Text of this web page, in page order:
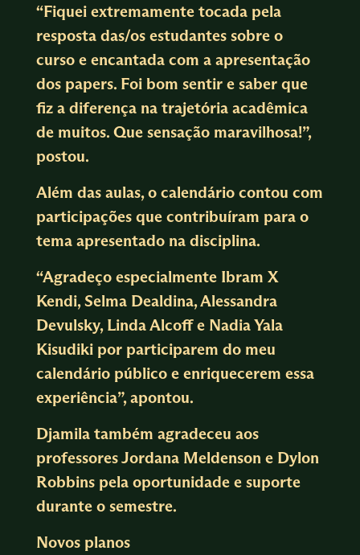
“Fiquei extremamente tocada pela
resposta das/os estudantes sobre o
curso e encantada com a apresentação
dos papers. Foi bom sentir e saber que
fiz a diferença na trajetória acadêmica
de muitos. Que sensação maravilhosa!”,
postou.
Além das aulas, o calendário contou com
participações que contribuíram para o
tema apresentado na disciplina.
“Agradeço especialmente Ibram X
Kendi, Selma Dealdina, Alessandra
Devulsky, Linda Alcoff e Nadia Yala
Kisudiki por participarem do meu
calendário público e enriquecerem essa
experiência”, apontou.
Djamila também agradeceu aos
professores Jordana Meldenson e Dylon
Robbins pela oportunidade e suporte
durante o semestre.
Novos planos